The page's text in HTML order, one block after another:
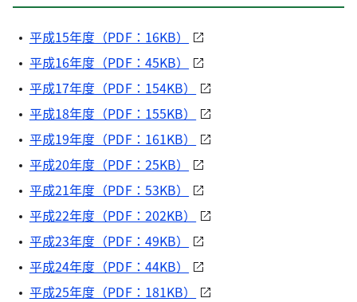
平成15年度（PDF：16KB）
平成16年度（PDF：45KB）
平成17年度（PDF：154KB）
平成18年度（PDF：155KB）
平成19年度（PDF：161KB）
平成20年度（PDF：25KB）
平成21年度（PDF：53KB）
平成22年度（PDF：202KB）
平成23年度（PDF：49KB）
平成24年度（PDF：44KB）
平成25年度（PDF：181KB）